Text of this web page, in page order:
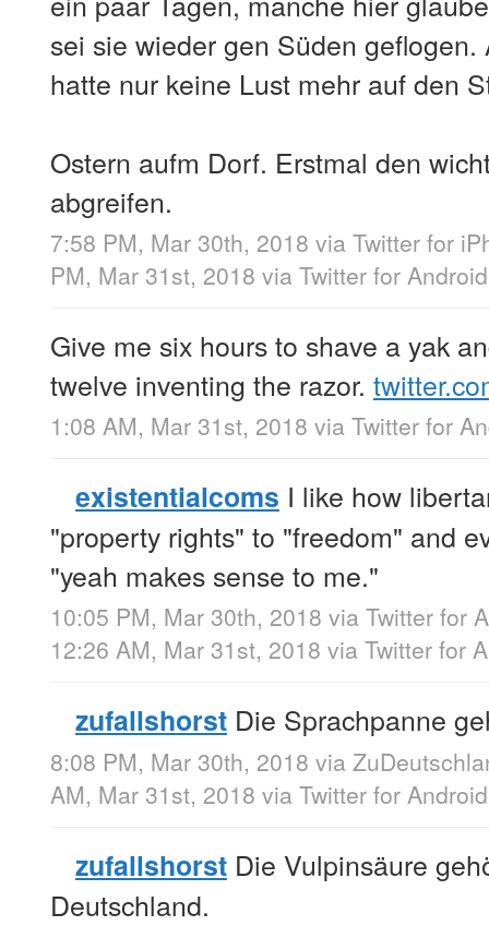
sei sie wieder gen Süden
hatte nur keine Lust mehr auf den
Ostern aufm Dorf. Erstmal den
abgreifen.
7:58 PM, Mar 30th, 2018 via Twitter for
PM, Mar 31st, 2018 via Twitter for Android
Give me six hours to shave a yak
twelve inventing the razor.
1:08 AM, Mar 31st, 2018 via Twitter for
existentialcoms I like how
"property rights" to "freedom" and
"yeah makes sense to me."
10:05 PM, Mar 30th, 2018 via Twitter for
12:26 AM, Mar 31st, 2018 via Twitter for
zufallshorst Die Sprachpanne
8:08 PM, Mar 30th, 2018 via
AM, Mar 31st, 2018 via Twitter for Android
zufallshorst Die Vulpinsäure
Deutschland.